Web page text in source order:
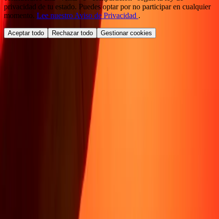
privacidad de tu estado. Puedes optar por no participar en cualquier
momento. Lee nuestro Aviso de Privacidad .
Aceptar todo Rechazar todo Gestionar cookies